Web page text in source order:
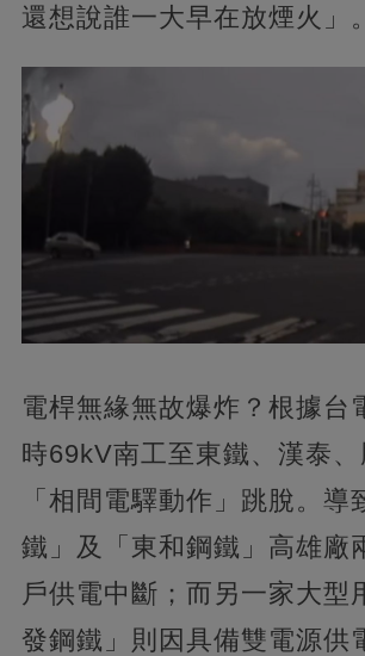
還想說誰一大早在放煙火」。
電桿無緣無故爆炸？根據台
時69kV南工至東鐵、漢泰
「相間電驛動作」跳脫。導
鐵」及「東和鋼鐵」高雄廠
戶供電中斷；而另一家大型
發鋼鐵」則因具備雙電源供